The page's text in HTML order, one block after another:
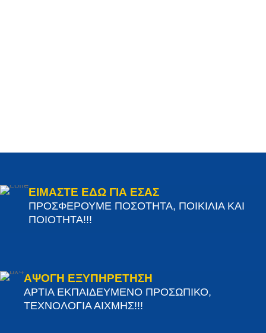
ΕΙΜΑΣΤΕ ΕΔΩ ΓΙΑ ΕΣΑΣ
ΠΡΟΣΦΕΡΟΥΜΕ ΠΟΣΟΤΗΤΑ, ΠΟΙΚΙΛΙΑ ΚΑΙ
ΠΟΙΟΤΗΤΑ!!!
ΑΨΟΓΗ ΕΞΥΠΗΡΕΤΗΣΗ
ΑΡΤΙΑ ΕΚΠΑΙΔΕΥΜΕΝΟ ΠΡΟΣΩΠΙΚΟ,
ΤΕΧΝΟΛΟΓΙΑ ΑΙΧΜΗΣ!!!